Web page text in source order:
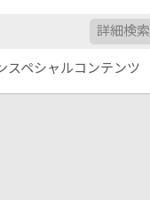
詳細検索
スペシャルコンテンツ